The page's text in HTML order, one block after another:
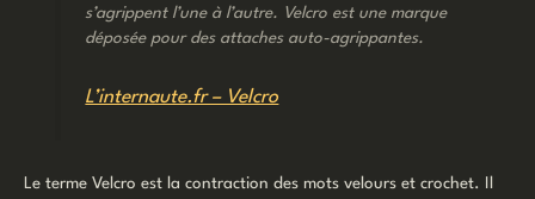
s’agrippent l’une à l’autre. Velcro est une marque
déposée pour des attaches auto-agrippantes.
L’internaute.fr – Velcro
Le terme Velcro est la contraction des mots velours et crochet. Il